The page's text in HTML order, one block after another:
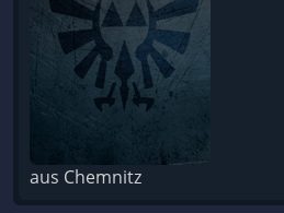
aus Chemnitz